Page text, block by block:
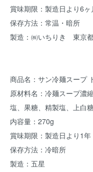
賞味期限：製造日より6ヶ
保存方法：常温・暗所
製造：㈱いちりき 東京
商品名：サン冷麺スープ
原材料名：冷麺スープ濃
塩、果糖、精製塩、上白
内容量：270g
賞味期限：製造日より1年
保存方法：冷暗所
製造：五星